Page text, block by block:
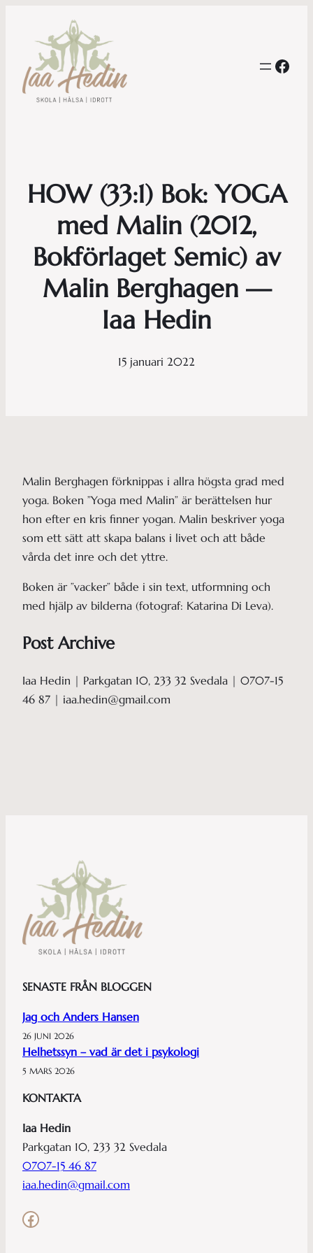
HOW (33:1) Bok: YOGA
med Malin (2012,
Bokförlaget Semic) av
Malin Berghagen —
Iaa Hedin
15 januari 2022
Malin Berghagen förknippas i allra högsta grad med
yoga. Boken ”Yoga med Malin” är berättelsen hur
hon efter en kris finner yogan. Malin beskriver yoga
som ett sätt att skapa balans i livet och att både
vårda det inre och det yttre.
Boken är ”vacker” både i sin text, utformning och
med hjälp av bilderna (fotograf: Katarina Di Leva).
Post Archive
Iaa Hedin | Parkgatan 10, 233 32 Svedala | 0707-15
46 87 | iaa.hedin@gmail.com
SENASTE FRÅN BLOGGEN
Jag och Anders Hansen
26 JUNI 2026
Helhetssyn – vad är det i psykologi
5 MARS 2026
KONTAKTA
Iaa Hedin
Parkgatan 10, 233 32 Svedala
0707-15 46 87
iaa.hedin@gmail.com
Facebook